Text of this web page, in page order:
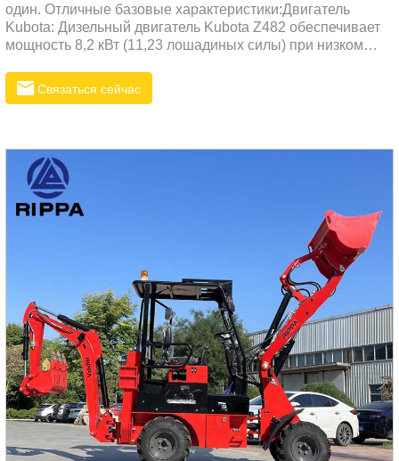
один. Отличные базовые характеристики:Двигатель
Kubota: Дизельный двигатель Kubota Z482 обеспечивает
мощность 8,2 кВт (11,23 лошадиных силы) при низком
с учетом защиты окружающей среды и высокой
эффективности.Компактный дизайн. Достигните высокой
Связаться сейчас